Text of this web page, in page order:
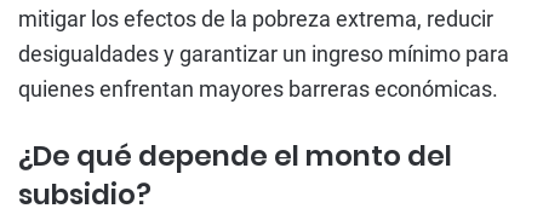
mitigar los efectos de la pobreza extrema, reducir
desigualdades y garantizar un ingreso mínimo para
quienes enfrentan mayores barreras económicas.
¿De qué depende el monto del
subsidio?